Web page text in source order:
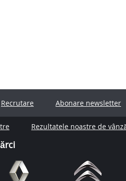
Recrutare Abonare newsletter
Rezultatele noastre de